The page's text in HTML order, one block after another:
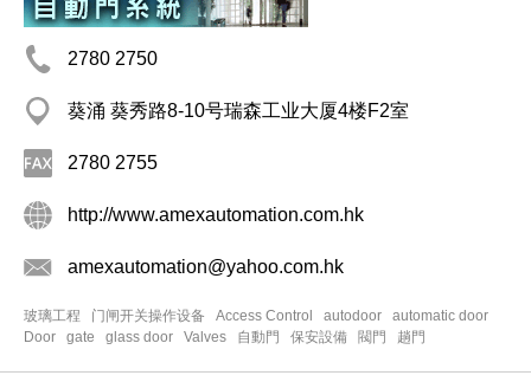
2780 2750
葵涌 葵秀路8-10号瑞森工业大厦4楼F2室
2780 2755
http://www.amexautomation.com.hk
amexautomation@yahoo.com.hk
玻璃工程 门闸开关操作设备 Access Control autodoor
automatic door
Door
gate glass door Valves 自動門 保安設備 閥門 趟門